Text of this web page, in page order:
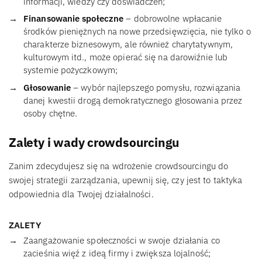
Finansowanie społeczne – dobrowolne wpłacanie
środków pieniężnych na nowe przedsięwzięcia, nie tylko o
charakterze biznesowym, ale również charytatywnym,
kulturowym itd., może opierać się na darowiźnie lub
systemie pożyczkowym;
Głosowanie – wybór najlepszego pomysłu, rozwiązania
danej kwestii drogą demokratycznego głosowania przez
osoby chętne.
Zalety i wady crowdsourcingu
Zanim zdecydujesz się na wdrożenie crowdsourcingu do
swojej strategii zarządzania, upewnij się, czy jest to taktyka
odpowiednia dla Twojej działalności.
ZALETY
Zaangażowanie społeczności w swoje działania co
zacieśnia więź z ideą firmy i zwiększa lojalność;